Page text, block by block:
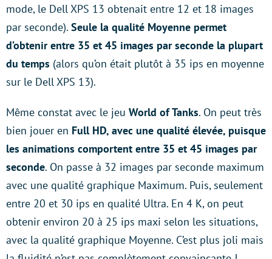
mode, le Dell XPS 13 obtenait entre 12 et 18 images
par seconde). Seule la qualité Moyenne permet
d’obtenir entre 35 et 45 images par seconde la plupart
du temps (alors qu’on était plutôt à 35 ips en moyenne
sur le Dell XPS 13).
Même constat avec le jeu World of Tanks. On peut très
bien jouer en Full HD, avec une qualité élevée, puisque
les animations comportent entre 35 et 45 images par
seconde. On passe à 32 images par seconde maximum
avec une qualité graphique Maximum. Puis, seulement
entre 20 et 30 ips en qualité Ultra. En 4 K, on peut
obtenir environ 20 à 25 ips maxi selon les situations,
avec la qualité graphique Moyenne. C’est plus joli mais